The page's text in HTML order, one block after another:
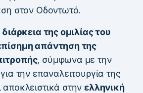
στον Οδοντωτό.
της ομιλίας του
απάντηση της
, σύμφωνα με την
την επαναλειτουργία της
στηνελληνική